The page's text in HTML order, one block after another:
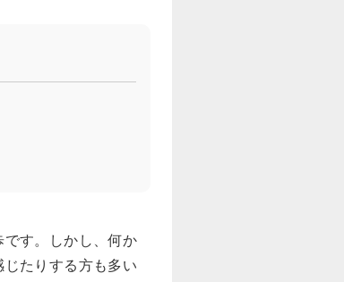
す。しかし、何か
たりする方も多い